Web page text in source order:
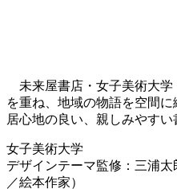
未来屋書店・女子美術大学
を重ね、地域の物語を空間
居心地の良い、親しみやすい
女子美術大学
デザインテーマ監修：三浦
／絵本作家）